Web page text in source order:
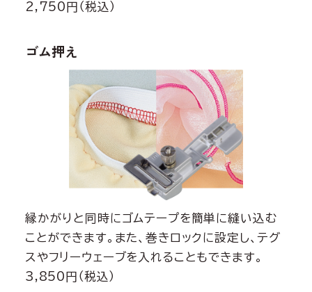
2,750円（税込）
ゴム押え
縁かがりと同時にゴムテープを簡単に縫い込む
ことができます。また、巻きロックに設定し、テグ
スやフリーウェーブを入れることもできます。
3,850円（税込）